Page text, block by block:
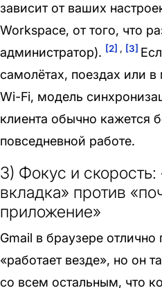
зависит от ваших
Workspace, от того, что
администратор). [2] , [3]
самолётах, поездах или
Wi-Fi, модель
клиента обычно кажется
повседневной работе.
3) Фокус и скорость:
вкладка» против
приложение»
Gmail в браузере
«работает везде», но он
со всем остальным, что